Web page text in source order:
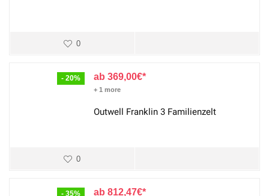
0
- 20% 369,00€
+ 1 more
Outwell Franklin 3 Familienzelt
0
- 35% 812,47€